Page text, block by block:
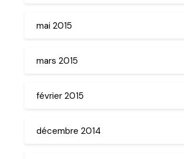
mai 2015
mars 2015
février 2015
décembre 2014